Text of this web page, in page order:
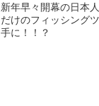
新年早々開幕の日本
だけのフィッシング
手に！！？